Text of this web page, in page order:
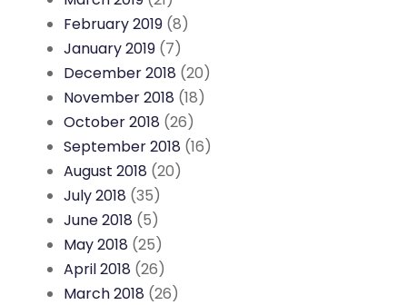
February 2019 (8)
January 2019 (7)
December 2018 (20)
November 2018 (18)
October 2018 (26)
September 2018 (16)
August 2018 (20)
July 2018 (35)
June 2018 (5)
May 2018 (25)
April 2018 (26)
March 2018 (26)